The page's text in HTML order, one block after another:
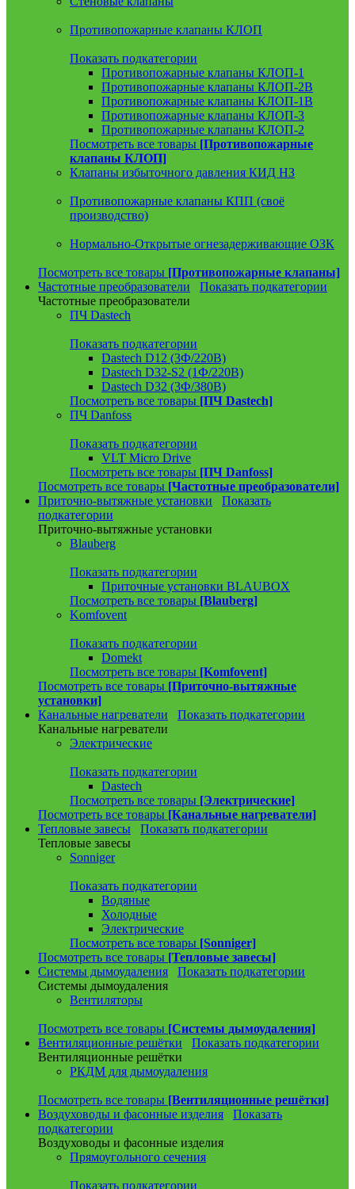
Противопожарные клапаны КЛОП
Показать подкатегории
Противопожарные клапаны КЛОП-1
Противопожарные клапаны КЛОП-2В
Противопожарные клапаны КЛОП-1В
Противопожарные клапаны КЛОП-3
Противопожарные клапаны КЛОП-2
Посмотреть все товары [Противопожарные
клапаны КЛОП]
Клапаны избыточного давления КИД НЗ
Противопожарные клапаны КПП (своё
производство)
Нормально-Открытые огнезадерживающие ОЗК
Посмотреть все товары [Противопожарные клапаны]
Частотные преобразователи
Показать подкатегории
Частотные преобразователи
ПЧ Dastech
Показать подкатегории
Dastech D12 (3Ф/220В)
Dastech D32-S2 (1Ф/220В)
Dastech D32 (3Ф/380В)
Посмотреть все товары [ПЧ Dastech]
ПЧ Danfoss
Показать подкатегории
VLT Micro Drive
Посмотреть все товары [ПЧ Danfoss]
Посмотреть все товары [Частотные преобразователи]
Приточно-вытяжные установки
Показать
подкатегории
Приточно-вытяжные установки
Blauberg
Показать подкатегории
Приточные установки BLAUBOX
Посмотреть все товары [Blauberg]
Komfovent
Показать подкатегории
Domekt
Посмотреть все товары [Komfovent]
Посмотреть все товары [Приточно-вытяжные
установки]
Канальные нагреватели
Показать подкатегории
Канальные нагреватели
Электрические
Показать подкатегории
Dastech
Посмотреть все товары [Электрические]
Посмотреть все товары [Канальные нагреватели]
Тепловые завесы
Показать подкатегории
Тепловые завесы
Sonniger
Показать подкатегории
Водяные
Холодные
Электрические
Посмотреть все товары [Sonniger]
Посмотреть все товары [Тепловые завесы]
Системы дымоудаления
Показать подкатегории
Системы дымоудаления
Вентиляторы
Посмотреть все товары [Системы дымоудаления]
Вентиляционные решётки
Показать подкатегории
Вентиляционные решётки
РКДМ для дымоудаления
Посмотреть все товары [Вентиляционные решётки]
Воздуховоды и фасонные изделия
Показать
подкатегории
Воздуховоды и фасонные изделия
Прямоугольного сечения
Показать подкатегории